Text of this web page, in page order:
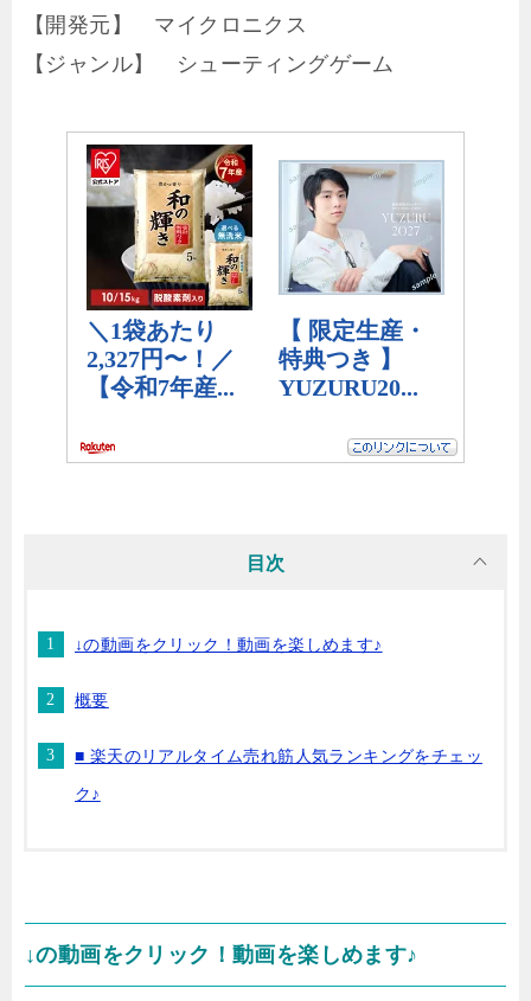
【開発元】 マイクロニクス
【ジャンル】 シューティングゲーム
目次
↓の動画をクリック！動画を楽しめます♪
概要
■ 楽天のリアルタイム売れ筋人気ランキングをチェッ
ク♪
↓の動画をクリック！動画を楽しめます♪